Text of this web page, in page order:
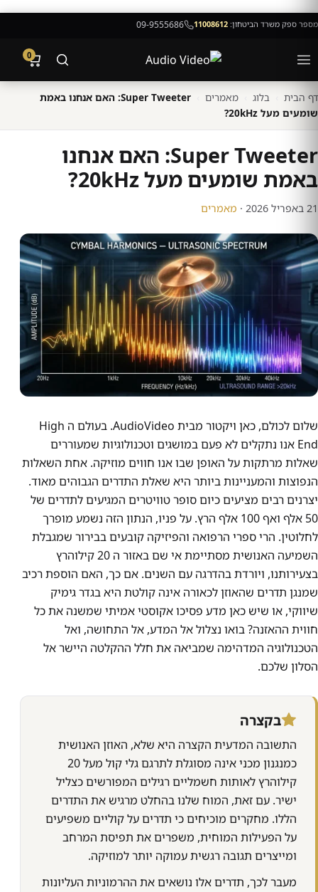
מספר ספק משרד הביטחון: 11008612
09-9555686
0
דף הבית בלוג מאמרים
Super Tweeter: האם אנחנו באמת
שומעים מעל 20kHz?
Super Tweeter: האם אנחנו
באמת שומעים מעל 20kHz?
21 באפריל 2026 · מאמרים
שלום לכולם, כאן ויקטור מבית AudioVideo. בעולם ה High
End אנו נתקלים לא פעם במושגים וטכנולוגיות שמעוררים
שאלות מרתקות על האופן שבו אנו חווים מוזיקה. אחת השאלות
הנפוצות והמעניינות ביותר היא שאלת התדרים הגבוהים מאוד.
יצרנים רבים מציעים כיום סופר טוויטרים המגיעים לתדרים של
50 אלף ואף 100 אלף הרץ. על פניו, הנתון הזה נשמע מופרך
לחלוטין. הרי ספרי הרפואה והפיזיקה קובעים בבירור שמגבלת
השמיעה האנושית מסתיימת אי שם באזור ה 20 קילוהרץ
בצעירותנו, ויורדת בהדרגה עם השנים. אם כך, האם הוספת רכיב
שמנגן תדרים שהאוזן לכאורה אינה קולטת היא בגדר גימיק
שיווקי, או שיש כאן מדע פסיכו אקוסטי אמיתי שמשנה את כל
חווית ההאזנה? בואו נצלול אל המדע, אל התחושה, ואל
הטכנולוגיה המדהימה שמביאה את חלל ההקלטה היישר אל
הסלון שלכם.
בקצרה
התשובה המדעית הקצרה היא שלא, האוזן האנושית
כמנגנון מכני אינה מסוגלת לתרגם גלי קול מעל 20
קילוהרץ לאותות חשמליים רגילים המפורשים כצליל
ישיר. עם זאת, המוח שלנו בהחלט מרגיש את התדרים
הללו. מחקרים מוכיחים כי תדרים על קוליים משפיעים
על הפעילות המוחית, משפרים את תפיסת המרחב
ומייצרים תגובה רגשית עמוקה יותר למוזיקה.
מעבר לכך, תדרים אלו נושאים את ההרמוניות העליונות